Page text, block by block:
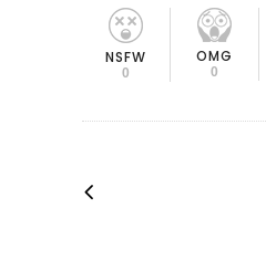
NSFW
0
OMG
0